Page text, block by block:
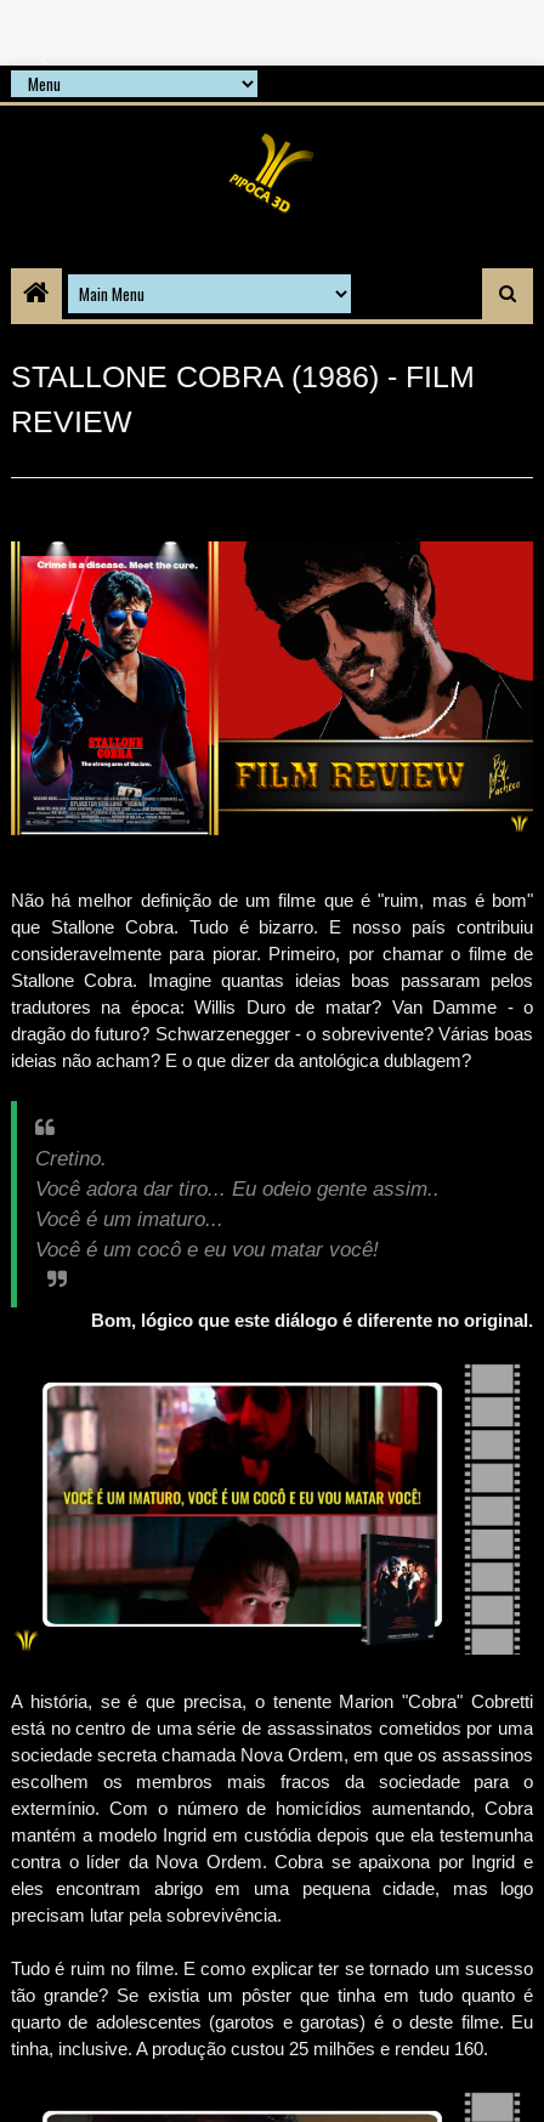
STALLONE COBRA (1986) - FILM
REVIEW
Não há melhor definição de um filme que é "ruim, mas é bom"
que Stallone Cobra. Tudo é bizarro. E nosso país contribuiu
consideravelmente para piorar. Primeiro, por chamar o filme de
Stallone Cobra. Imagine quantas ideias boas passaram pelos
tradutores na época: Willis Duro de matar? Van Damme - o
dragão do futuro? Schwarzenegger - o sobrevivente? Várias boas
ideias não acham? E o que dizer da antológica dublagem?
Cretino.
Você adora dar tiro... Eu odeio gente assim..
Você é um imaturo...
Você é um cocô e eu vou matar você!
Bom, lógico que este diálogo é diferente no original.
A história, se é que precisa, o tenente Marion "Cobra" Cobretti
está no centro de uma série de assassinatos cometidos por uma
sociedade secreta chamada Nova Ordem, em que os assassinos
escolhem os membros mais fracos da sociedade para o
extermínio. Com o número de homicídios aumentando, Cobra
mantém a modelo Ingrid em custódia depois que ela testemunha
contra o líder da Nova Ordem. Cobra se apaixona por Ingrid e
eles encontram abrigo em uma pequena cidade, mas logo
precisam lutar pela sobrevivência.
Tudo é ruim no filme. E como explicar ter se tornado um sucesso
tão grande? Se existia um pôster que tinha em tudo quanto é
quarto de adolescentes (garotos e garotas) é o deste filme. Eu
tinha, inclusive. A produção custou 25 milhões e rendeu 160.